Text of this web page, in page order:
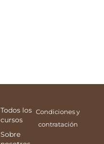
Todos los
cursos
Sobre
Condiciones y
contratación